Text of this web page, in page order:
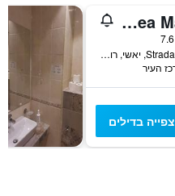
Pensiunea Marcello
Strada Mosu, Nr. 5, יאשי, רומניה
צפייה בדילים